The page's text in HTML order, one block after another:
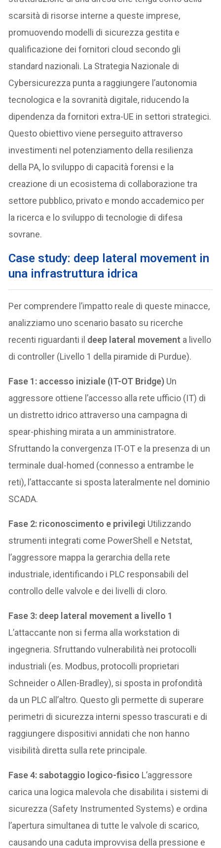
scarsità di risorse interne a queste imprese,
promuovendo modelli di sicurezza gestita e
qualificazione dei fornitori cloud secondo gli
standard nazionali. La Strategia Nazionale di
Cybersicurezza punta a raggiungere l’autonomia
tecnologica e la sovranità digitale, riducendo la
dipendenza da fornitori extra-UE in settori strategici.
Questo obiettivo viene perseguito attraverso
investimenti nel potenziamento della resilienza
della PA, lo sviluppo di capacità forensi e la
creazione di un ecosistema di collaborazione tra
settore pubblico, privato e mondo accademico per
la ricerca e lo sviluppo di tecnologie di difesa
sovrane.
Case study: deep lateral movement in
una infrastruttura idrica
Per comprendere l’impatto reale di queste minacce,
analizziamo uno scenario basato su ricerche
recenti riguardanti il deep lateral movement a livello
di controller (Livello 1 della piramide di Purdue).
Fase 1: accesso iniziale (IT-OT Bridge) Un
aggressore ottiene l’accesso alla rete ufficio (IT) di
un distretto idrico attraverso una campagna di
spear-phishing mirata a un amministratore.
Sfruttando la convergenza IT-OT e la presenza di un
terminale dual-homed (connesso a entrambe le
reti), l’attaccante si sposta lateralmente nel dominio
SCADA.
Fase 2: riconoscimento e privilegi Utilizzando
strumenti integrati come PowerShell e Netstat,
l’aggressore mappa la gerarchia della rete
industriale, identificando i PLC responsabili del
controllo delle valvole e dei livelli di cloro.
Fase 3: deep lateral movement a livello 1
L’attaccante non si ferma alla workstation di
ingegneria. Sfruttando vulnerabilità nei protocolli
industriali (es. Modbus, protocolli proprietari
Schneider o Allen-Bradley), si sposta in profondità
da un PLC all’altro. Questo gli permette di superare
perimetri di sicurezza interni spesso trascurati e di
raggiungere dispositivi annidati che non hanno
visibilità diretta sulla rete principale.
Fase 4: sabotaggio logico-fisico L’aggressore
carica una logica malevola che disabilita i sistemi di
sicurezza (Safety Instrumented Systems) e ordina
l’apertura simultanea di tutte le valvole di scarico,
causando una caduta improvvisa della pressione e